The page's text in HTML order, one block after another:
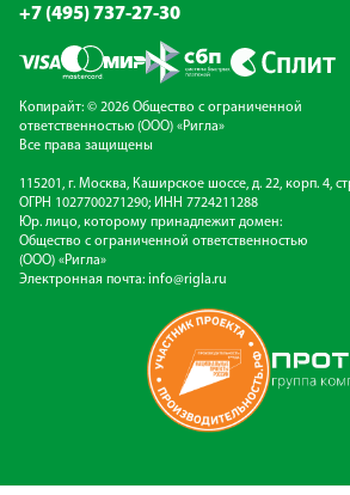
+7 (495) 737-27-30
Копирайт: © 2026 Общество с ограниченной
ответственностью (ООО) «Ригла»
Все права защищены
115201, г. Москва, Каширское шоссе, д. 22, корп. 4,
ОГРН 1027700271290; ИНН 7724211288
Юр. лицо, которому принадлежит домен:
Общество с ограниченной ответственностью
(ООО) «Ригла»
Электронная почта: info@rigla.ru